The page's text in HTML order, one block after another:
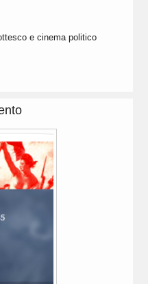
e cinema politico